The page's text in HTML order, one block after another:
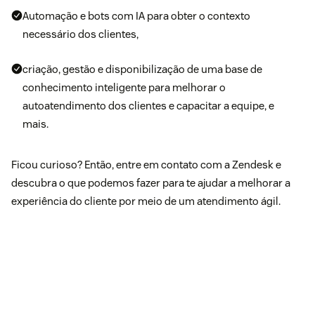
Automação e bots com IA para obter o contexto
necessário dos clientes,
criação, gestão e disponibilização de uma base de
conhecimento inteligente para melhorar o
autoatendimento dos clientes e capacitar a equipe, e
mais.
Ficou curioso? Então, entre em contato com aZendeske
descubra o que podemos fazer para te ajudar a melhorar a
experiência do cliente por meio de um atendimento ágil.